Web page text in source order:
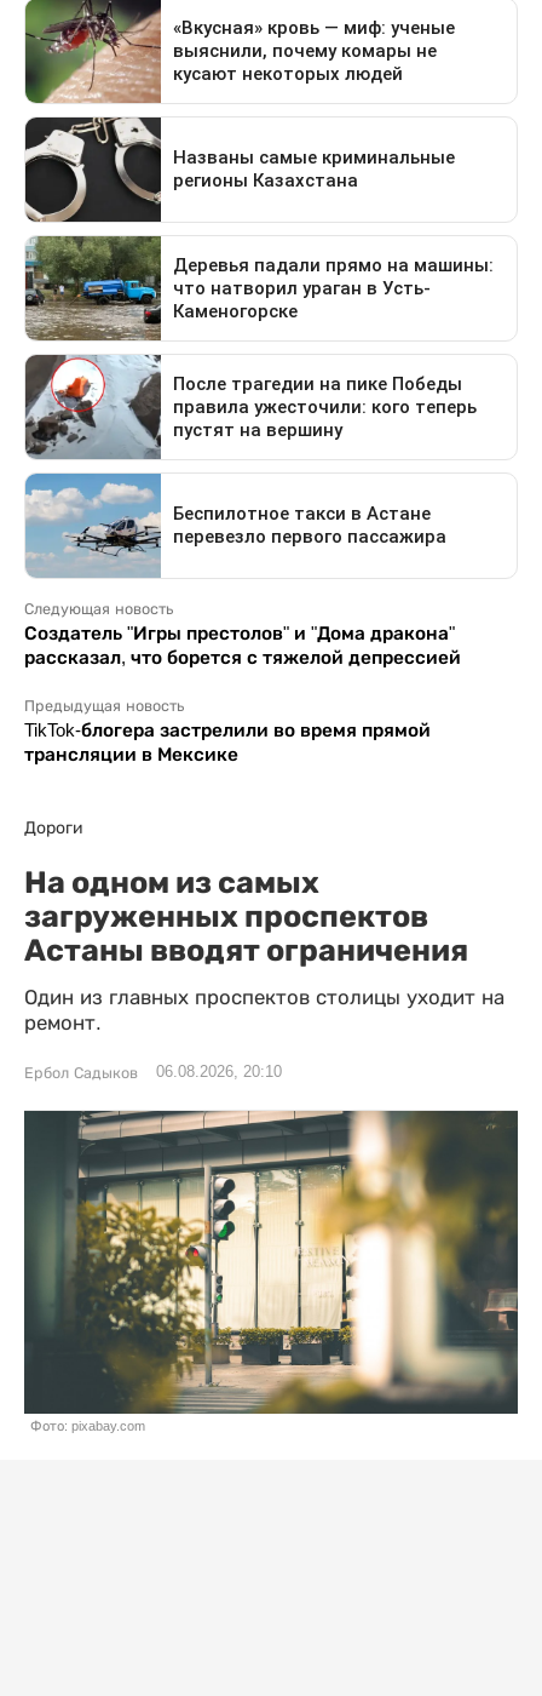
Следующая новость
Создатель "Игры престолов" и "Дома дракона"
рассказал, что борется с тяжелой депрессией
Предыдущая новость
TikTok-блогера застрелили во время прямой
трансляции в Мексике
Дороги
На одном из самых
загруженных проспектов
Астаны вводят ограничения
Один из главных проспектов столицы уходит на
ремонт.
Ербол Садыков 06.08.2026, 20:10
Фото: pixabay.com